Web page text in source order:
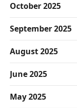
October 2025
September 2025
August 2025
June 2025
May 2025